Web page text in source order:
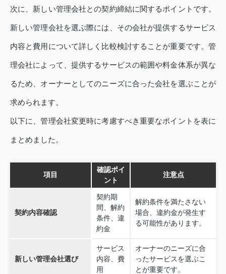
次に、新しい管理会社との契約締結に関するポイントです。
新しい管理会社を選ぶ際には、その会社が提供するサービス
内容と費用について詳しく比較検討することが重要です。管
理会社によって、提供するサービスの範囲や料金体系が異な
るため、オーナーとしてのニーズに合った会社を選ぶことが
求められます。
以下に、管理会社変更時に考慮すべき重要なポイントを表に
まとめました。
項目
確認ポイ
ント
注意点
契約内容確認
契約期
間、解約
条件、違
約金
解約条件を満たさない
場合、違約金が発生す
る可能性があります。
新しい管理会社選び
サービス
内容、費
用
オーナーのニーズに合
ったサービスを選ぶこ
とが重要です。